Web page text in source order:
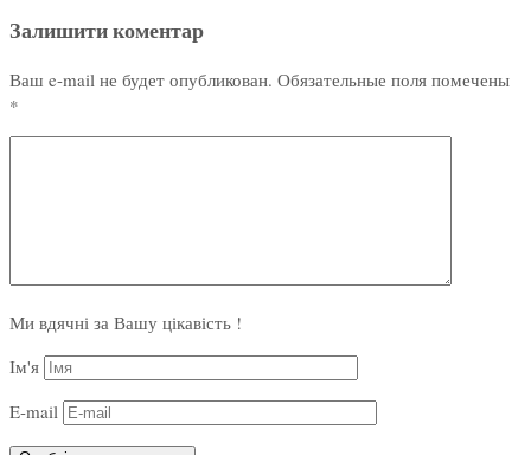
Залишити коментар
Ваш e-mail не будет опубликован. Обязательные поля помечены
*
Ми вдячні за Вашу цікавість !
Ім'я
E-mail